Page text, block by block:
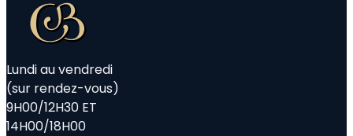
Lundi au vendredi
(sur rendez-vous)
9H00/12H30 ET
14H00/18H00